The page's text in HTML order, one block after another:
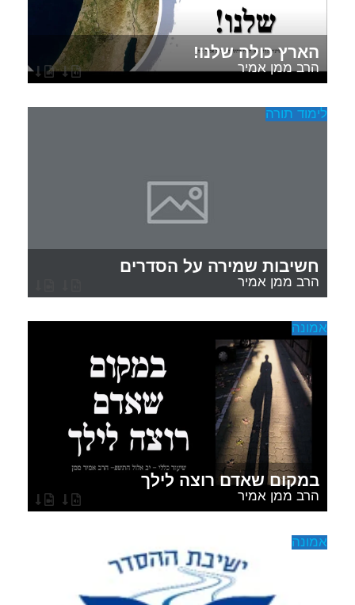
הארץ כולה שלנו!
הרב ממן אמיר
לימוד תורה
חשיבות שמירה על הסדרים
הרב ממן אמיר
אמונה
במקום שאדם רוצה לילך
הרב ממן אמיר
אמונה